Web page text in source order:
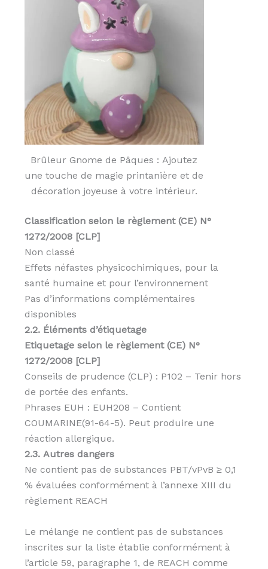
Brûleur Gnome de Pâques : Ajoutez
une touche de magie printanière et de
décoration joyeuse à votre intérieur.
Classification selon le règlement (CE) N°
1272/2008 [CLP]
Non classé
Effets néfastes physicochimiques, pour la
santé humaine et pour l’environnement
Pas d’informations complémentaires
disponibles
2.2. Éléments d’étiquetage
Etiquetage selon le règlement (CE) N°
1272/2008 [CLP]
Conseils de prudence (CLP) : P102 – Tenir hors
de portée des enfants.
Phrases EUH : EUH208 – Contient
COUMARINE(91-64-5). Peut produire une
réaction allergique.
2.3. Autres dangers
Ne contient pas de substances PBT/vPvB ≥ 0,1
% évaluées conformément à l’annexe XIII du
règlement REACH
Le mélange ne contient pas de substances
inscrites sur la liste établie conformément à
l’article 59, paragraphe 1, de REACH comme